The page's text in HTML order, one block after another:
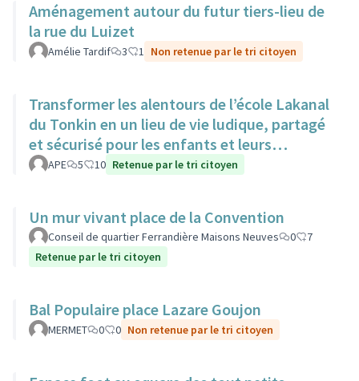
Aménagement autour du futur tiers-lieu de
la rue du Luizet
Amélie Tardif 3 1 Non retenue par le tri citoyen
Transformer les alentours de l’école Lakanal
du Tonkin en un lieu de vie ludique, partagé
et sécurisé pour les enfants et leurs
familles.
APE 5 10 Retenue par le tri citoyen
Un mur vivant place de la Convention
Conseil de quartier Ferrandière Maisons Neuves 0
7
Retenue par le tri citoyen
Bal Populaire place Lazare Goujon
MERMET 0 0 Non retenue par le tri citoyen